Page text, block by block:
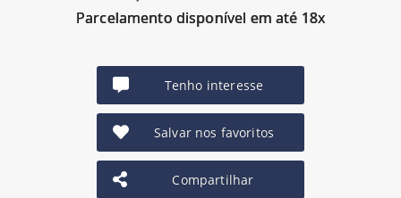
Parcelamento disponível em até 18x
Tenho interesse
Salvar nos favoritos
Compartilhar